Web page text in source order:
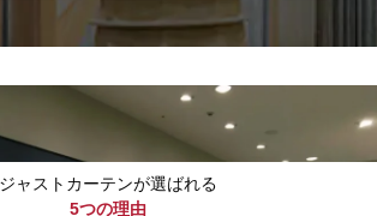
ジャストカーテンが選ばれる
5つの理由